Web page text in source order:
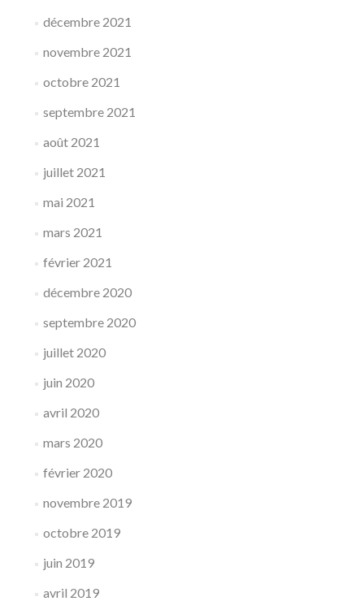
décembre 2021
novembre 2021
octobre 2021
septembre 2021
août 2021
juillet 2021
mai 2021
mars 2021
février 2021
décembre 2020
septembre 2020
juillet 2020
juin 2020
avril 2020
mars 2020
février 2020
novembre 2019
octobre 2019
juin 2019
avril 2019